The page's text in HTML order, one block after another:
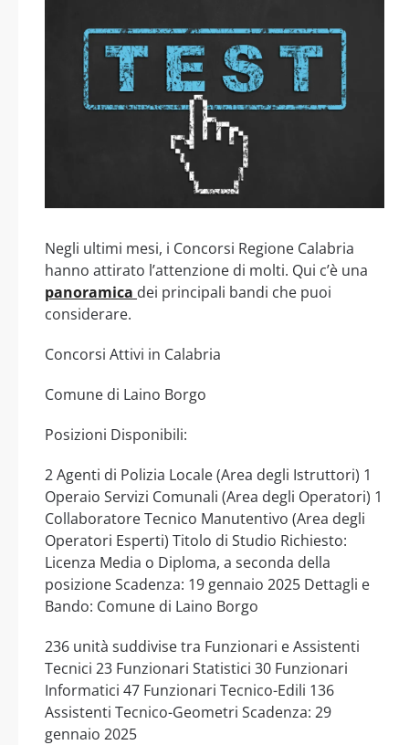
Negli ultimi mesi, i Concorsi Regione Calabria
hanno attirato l’attenzione di molti. Qui c’è una
panoramica dei principali bandi che puoi
considerare.
Concorsi Attivi in Calabria
Comune di Laino Borgo
Posizioni Disponibili:
2 Agenti di Polizia Locale (Area degli Istruttori) 1
Operaio Servizi Comunali (Area degli Operatori) 1
Collaboratore Tecnico Manutentivo (Area degli
Operatori Esperti) Titolo di Studio Richiesto:
Licenza Media o Diploma, a seconda della
posizione Scadenza: 19 gennaio 2025 Dettagli e
Bando: Comune di Laino Borgo
236 unità suddivise tra Funzionari e Assistenti
Tecnici 23 Funzionari Statistici 30 Funzionari
Informatici 47 Funzionari Tecnico-Edili 136
Assistenti Tecnico-Geometri Scadenza: 29
gennaio 2025